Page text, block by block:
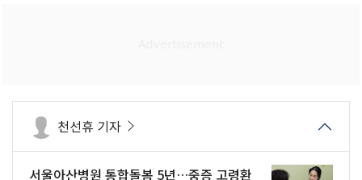
천선휴 기자
서울아산병원 통합돌봄 5년…중증 고령환